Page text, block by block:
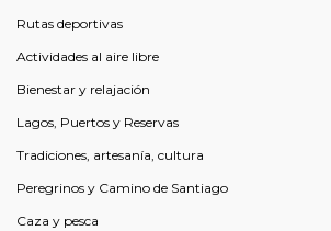
Rutas deportivas
Actividades al aire libre
Bienestar y relajación
Lagos, Puertos y Reservas
Tradiciones, artesanía, cultura
Peregrinos y Camino de Santiago
Caza y pesca